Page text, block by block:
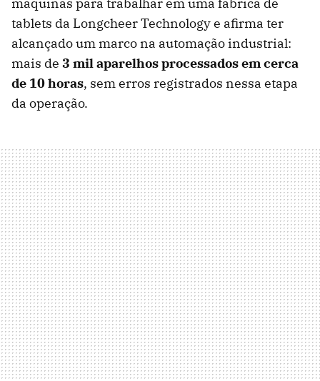
máquinas para trabalhar em uma fábrica de
tablets da Longcheer Technology e afirma ter
alcançado um marco na automação industrial:
mais de 3 mil aparelhos processados em cerca
de 10 horas, sem erros registrados nessa etapa
da operação.